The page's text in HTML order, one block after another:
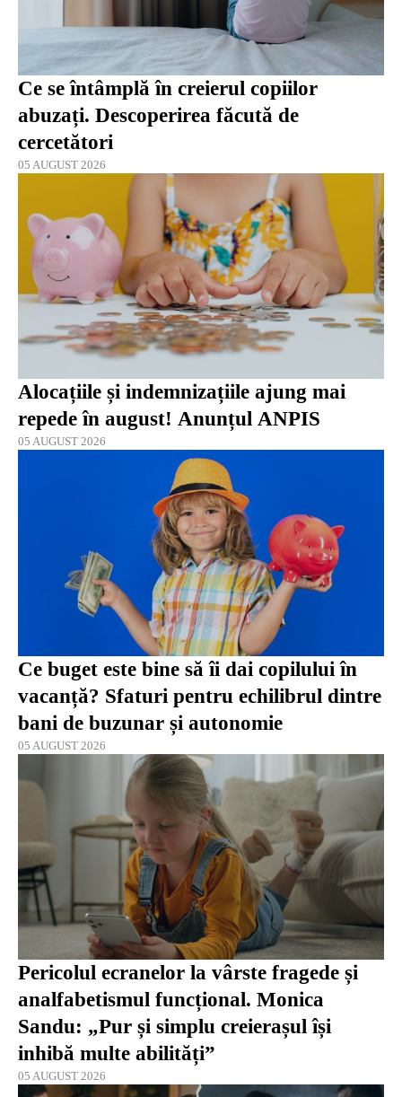
Ce se întâmplă în creierul copiilor
abuzați. Descoperirea făcută de
cercetători
05 AUGUST 2026
Alocațiile și indemnizațiile ajung mai
repede în august! Anunțul ANPIS
05 AUGUST 2026
Ce buget este bine să îi dai copilului în
vacanță? Sfaturi pentru echilibrul dintre
bani de buzunar și autonomie
05 AUGUST 2026
Pericolul ecranelor la vârste fragede și
analfabetismul funcțional. Monica
Sandu: „Pur și simplu creierașul își
inhibă multe abilități”
05 AUGUST 2026